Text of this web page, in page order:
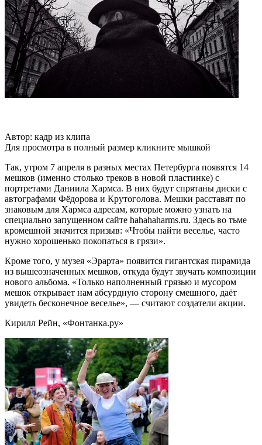
Автор: кадр из клипа
Для просмотра в полный размер кликните мышкой
Так, утром 7 апреля в разных местах Петербурга появятся 14
мешков (именно столько треков в новой пластинке) с
портретами Даниила Хармса. В них будут спрятаны диски с
автографами Фёдорова и Крутоголова. Мешки расставят по
знаковым для Хармса адресам, которые можно узнать на
специально запущенном сайте hahahaharms.ru. Здесь во тьме
кромешной значится призыв: «Чтобы найти веселье, часто
нужно хорошенько покопаться в грязи».
Кроме того, у музея «Эрарта» появится гигантская пирамида
из вышеозначенных мешков, откуда будут звучать композиции
нового альбома. «Только наполненный грязью и мусором
мешок открывает нам абсурдную сторону смешного, даёт
увидеть бесконечное веселье», — считают создатели акции.
Кирилл Рейн, «Фонтанка.ру»